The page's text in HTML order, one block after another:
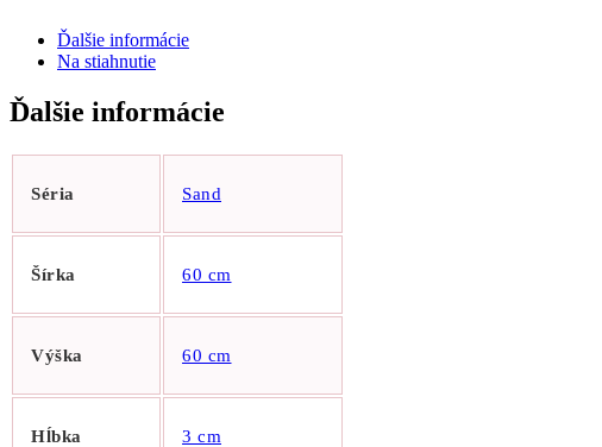
Ďalšie informácie
Na stiahnutie
Ďalšie informácie
Séria Sand
Šírka 60 cm
Výška 60 cm
Hĺbka 3 cm